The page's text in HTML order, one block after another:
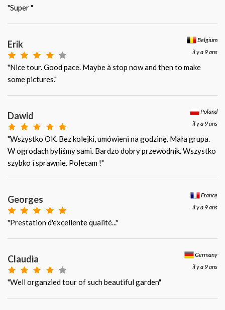
"Super "
Belgium
il y a 9 ans
Erik
"Nice tour. Good pace. Maybe à stop now and then to make
some pictures."
Poland
il y a 9 ans
Dawid
"Wszystko OK. Bez kolejki, umówieni na godzinę. Mała grupa.
W ogrodach byliśmy sami. Bardzo dobry przewodnik. Wszystko
szybko i sprawnie. Polecam !"
France
il y a 9 ans
Georges
"Prestation d'excellente qualité..."
Germany
il y a 9 ans
Claudia
"Well organzied tour of such beautiful garden"